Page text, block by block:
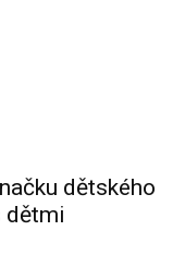
dětského
dětmi